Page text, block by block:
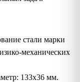
стали марки
механических
133х36 мм.